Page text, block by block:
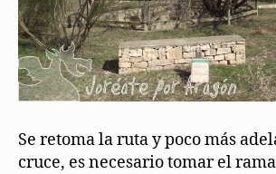
Se retoma la ruta y poco más
cruce, es necesario tomar el